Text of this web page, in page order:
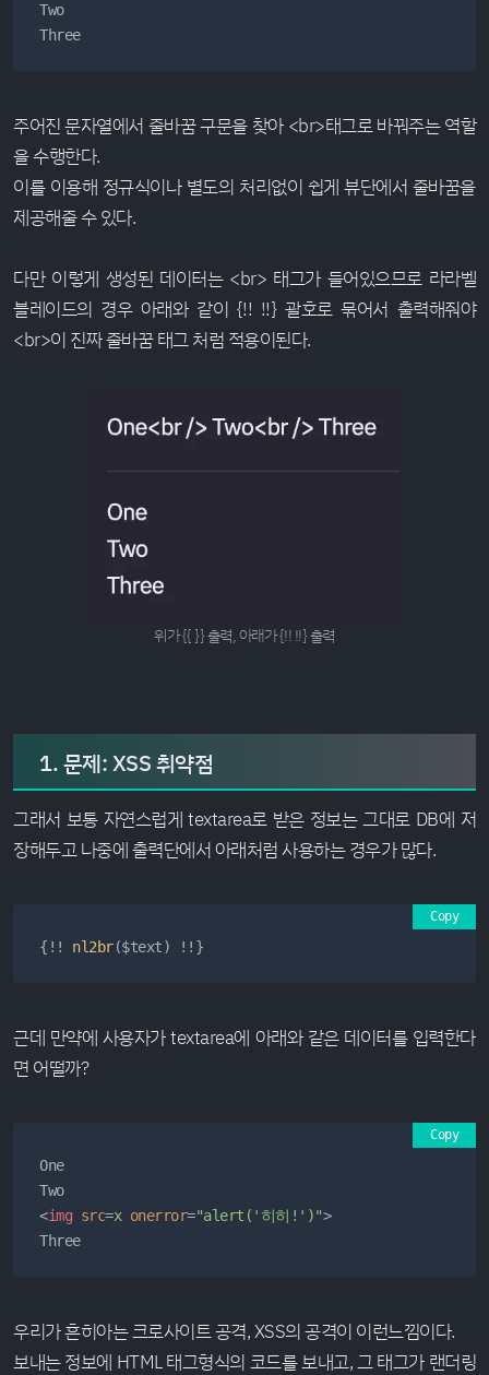
Two
Three
주어진 문자열에서 줄바꿈 구문을 찾아 <br>태그로 바꿔주는 역할
을 수행한다.
이를 이용해 정규식이나 별도의 처리없이 쉽게 뷰단에서 줄바꿈을
제공해줄 수 있다.
다만 이렇게 생성된 데이터는 <br> 태그가 들어있으므로 라라벨
블레이드의 경우 아래와 같이 {!! !!} 괄호로 묶어서 출력해줘야
<br>이 진짜 줄바꿈 태그 처럼 적용이된다.
위가 {{ }} 출력, 아래가 {!! !!} 출력
1. 문제: XSS 취약점
그래서 보통 자연스럽게 textarea로 받은 정보는 그대로 DB에 저
장해두고 나중에 출력단에서 아래처럼 사용하는 경우가 많다.
{!! nl2br($text) !!}
Copy
근데 만약에 사용자가 textarea에 아래와 같은 데이터를 입력한다
면 어떨까?
One
Two
<img src=x onerror="alert('히히!')">
Three
Copy
우리가 흔히아는 크로사이트 공격, XSS의 공격이 이런느낌이다.
보내는 정보에 HTML 태그형식의 코드를 보내고, 그 태그가 랜더링